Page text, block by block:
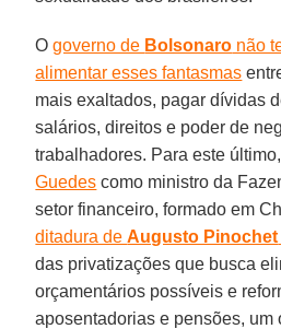
Ogoverno de Bolsonaro não
alimentar esses fantasmas
mais exaltados, pagar dívidas
salários, direitos e poder de
trabalhadores. Para este
Guedes como ministro da
setor financeiro, formado em
ditadura deAugusto Pinochet
das privatizações que busca
orçamentários possíveis e
aposentadorias e pensões, um